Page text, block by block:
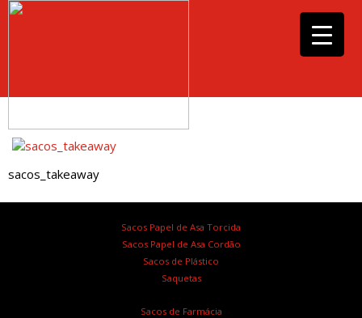
sacos_takeaway
Sacos Papel de Asa Torcida
Sacos Papel de Asa Cordão
Sacos de Plástico
Saquetas
Sacos de Farmácia